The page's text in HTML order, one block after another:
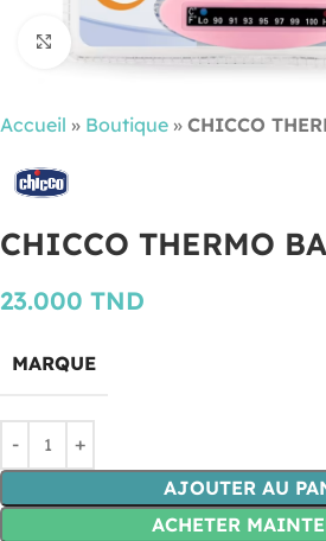
Cliquez pour agrandir
Accueil » Boutique » CHICCO
CHICCO THERMO
23.000 TND
MARQUE
AJOUTER AU
ACHETER